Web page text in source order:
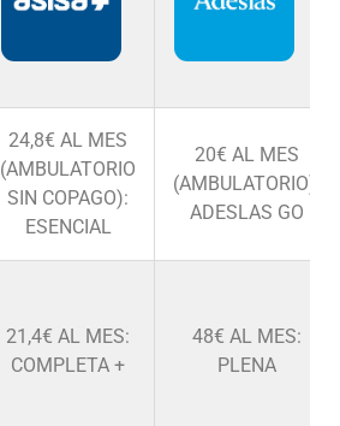
24,8€ AL MES
(AMBULATORIO
SIN COPAGO):
ESENCIAL
20€ AL MES
(AMBULATORIO):
ADESLAS GO
21,4€ AL MES:
COMPLETA +
48€ AL MES:
PLENA